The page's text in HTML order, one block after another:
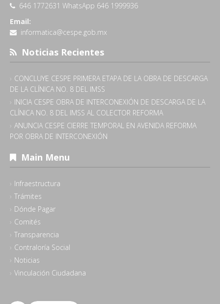
646 1772631 WhatsApp 646 1999936
Email:
informatica@cespe.gob.mx
Noticias Recientes
CONCLUYE CESPE PRIMERA ETAPA DE LA OBRA DE DESCARGA
DE LA CLÍNICA NO. 8 DEL IMSS
INICIA CESPE OBRA DE INTERCONEXIÓN DE DESCARGA DE LA
CLÍNICA NO. 8 DEL IMSS AL COLECTOR REFORMA
ANUNCIA CESPE CIERRE TEMPORAL EN AVENIDA REFORMA
POR OBRA DE INTERCONEXIÓN
Main Menu
Infraestructura
Trámites
Dónde Pagar
Comités
Transparencia
Contraloría Social
Noticias
Vinculación Ciudadana